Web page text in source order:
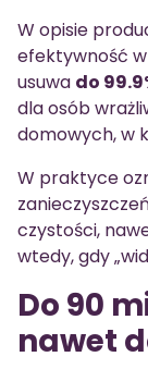
W opisie
efektywność
usuwa do
dla osób
domowych, w
W praktyce
czystości,
wtedy, gdy
Do 90
nawet